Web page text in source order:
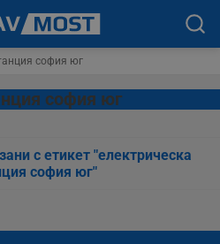
софия юг
софия юг
с етикет "електрическа
софия юг"